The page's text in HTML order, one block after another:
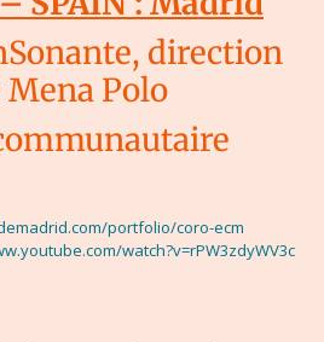
direction
Mena Polo
portfolio/coro-ecm
watch?v=rPW3zdyWV3c